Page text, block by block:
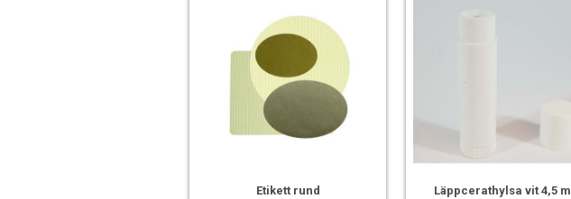
Etikett rund Läppcerathylsa vit 4,5 ml